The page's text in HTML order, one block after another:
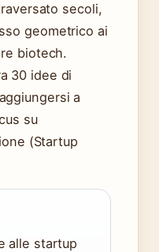
secoli,
geometrico ai
biotech.
30 idee di
a
su
(Startup
alle startup